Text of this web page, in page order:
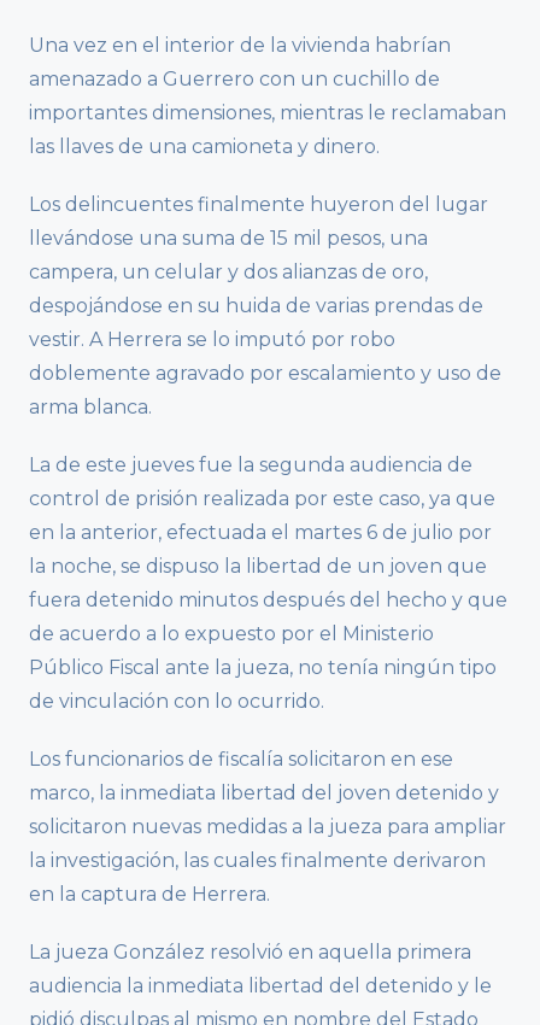
Una vez en el interior de la vivienda habrían
amenazado a Guerrero con un cuchillo de
importantes dimensiones, mientras le reclamaban
las llaves de una camioneta y dinero.
Los delincuentes finalmente huyeron del lugar
llevándose una suma de 15 mil pesos, una
campera, un celular y dos alianzas de oro,
despojándose en su huida de varias prendas de
vestir. A Herrera se lo imputó por robo
doblemente agravado por escalamiento y uso de
arma blanca.
La de este jueves fue la segunda audiencia de
control de prisión realizada por este caso, ya que
en la anterior, efectuada el martes 6 de julio por
la noche, se dispuso la libertad de un joven que
fuera detenido minutos después del hecho y que
de acuerdo a lo expuesto por el Ministerio
Público Fiscal ante la jueza, no tenía ningún tipo
de vinculación con lo ocurrido.
Los funcionarios de fiscalía solicitaron en ese
marco, la inmediata libertad del joven detenido y
solicitaron nuevas medidas a la jueza para ampliar
la investigación, las cuales finalmente derivaron
en la captura de Herrera.
La jueza González resolvió en aquella primera
audiencia la inmediata libertad del detenido y le
pidió disculpas al mismo en nombre del Estado